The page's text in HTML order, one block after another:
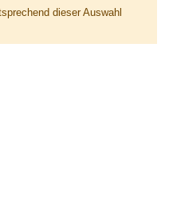
dieser Auswahl